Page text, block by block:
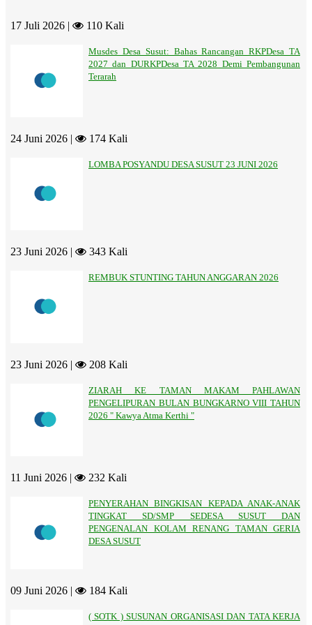
17 Juli 2026 | 110 Kali
Musdes Desa Susut: Bahas Rancangan RKPDesa TA
2027 dan DURKPDesa TA 2028 Demi Pembangunan
Terarah
24 Juni 2026 | 174 Kali
LOMBA POSYANDU DESA SUSUT 23 JUNI 2026
23 Juni 2026 | 343 Kali
REMBUK STUNTING TAHUN ANGGARAN 2026
23 Juni 2026 | 208 Kali
ZIARAH KE TAMAN MAKAM PAHLAWAN
PENGELIPURAN BULAN BUNGKARNO VIII TAHUN
2026 " Kawya Atma Kerthi "
11 Juni 2026 | 232 Kali
PENYERAHAN BINGKISAN KEPADA ANAK-ANAK
TINGKAT SD/SMP SEDESA SUSUT DAN
PENGENALAN KOLAM RENANG TAMAN GERIA
DESA SUSUT
09 Juni 2026 | 184 Kali
( SOTK ) SUSUNAN ORGANISASI DAN TATA KERJA